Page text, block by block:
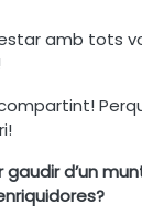
amb tots
d’un